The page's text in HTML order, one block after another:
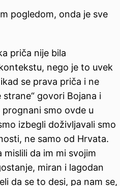
pogledom, onda je sve
priča nije bila
nego je to uvek
se prava priča i ne
govori Bojana i
prognani smo ovde u
izbegli doživljavali smo
ne samo od Hrvata.
mislili da im mi svojim
miran i lagodan
da se to desi, pa nam se,